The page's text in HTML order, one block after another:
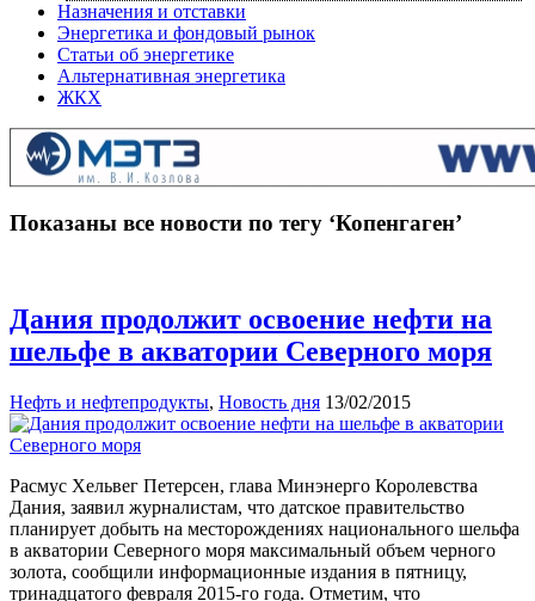
Назначения и отставки
Энергетика и фондовый рынок
Статьи об энергетике
Альтернативная энергетика
ЖКХ
Показаны все новости по тегу ‘Копенгаген’
Дания продолжит освоение нефти на
шельфе в акватории Северного моря
Нефть и нефтепродукты, Новость дня 13/02/2015
Расмус Хельвег Петерсен, глава Минэнерго Королевства
Дания, заявил журналистам, что датское правительство
планирует добыть на месторождениях национального шельфа
в акватории Северного моря максимальный объем черного
золота, сообщили информационные издания в пятницу,
тринадцатого февраля 2015-го года. Отметим, что